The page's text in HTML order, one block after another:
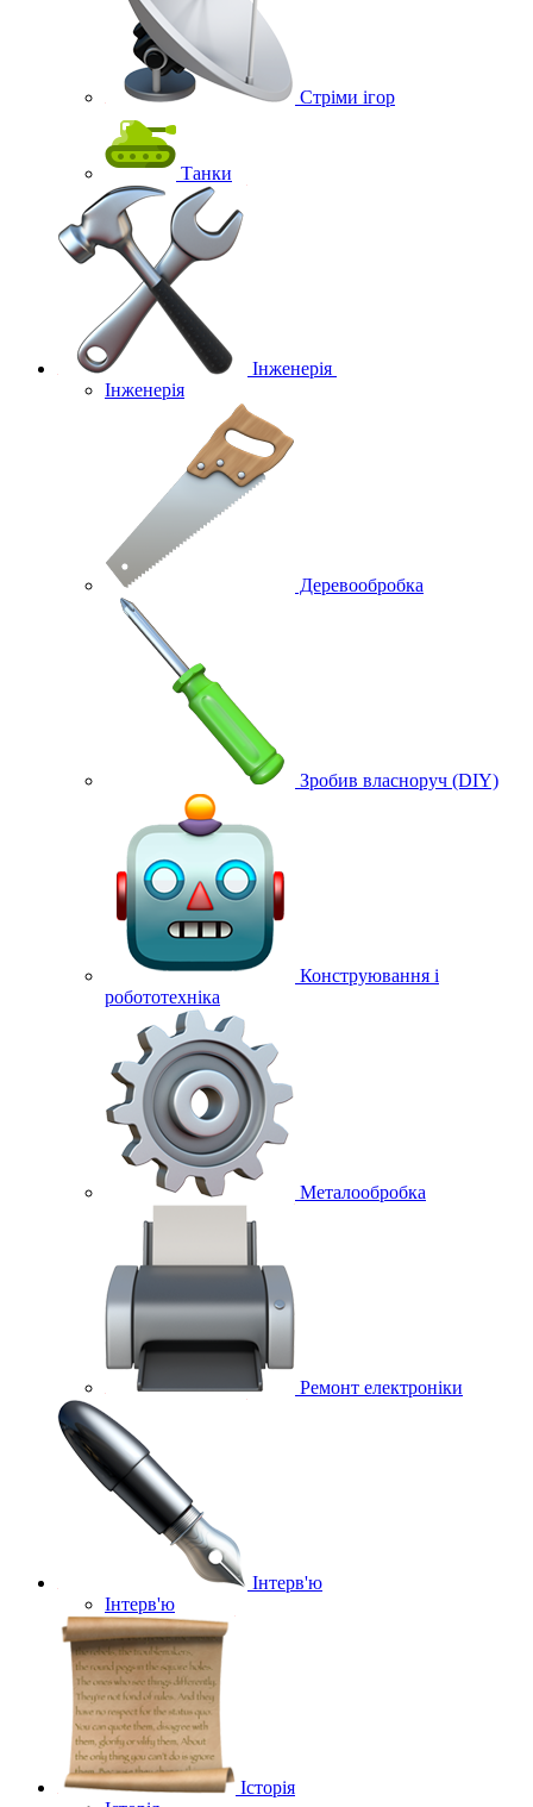
Стріми ігор
Танки
Інженерія
Інженерія
Деревообробка
Зробив власноруч (DIY)
Конструювання і
робототехніка
Металообробка
Ремонт електроніки
Інтерв'ю
Інтерв'ю
Історія